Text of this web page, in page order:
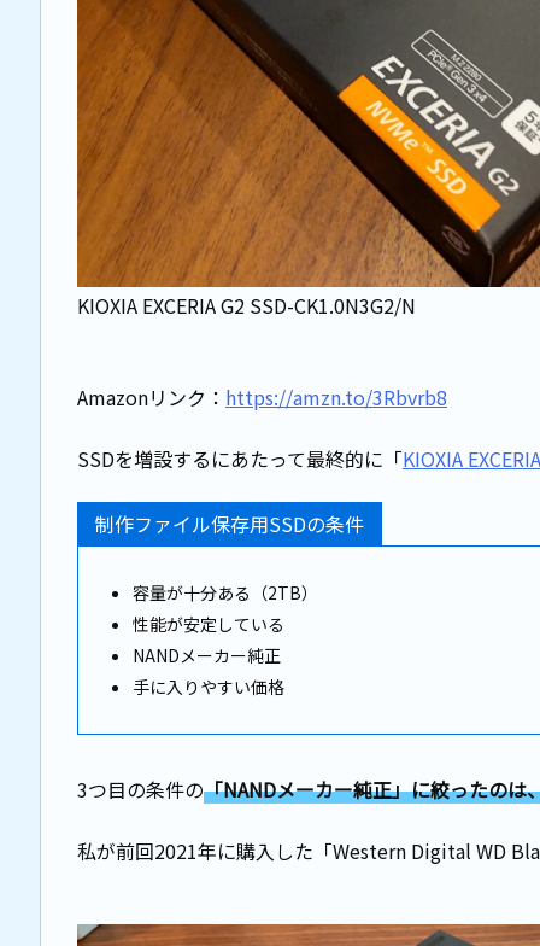
KIOXIA EXCERIA G2 SSD-CK1.0N3G2/N
Amazonリンク： https://amzn.to/3Rbvrb8
SSDを増設するにあたって最終的に「KIOXIA
制作ファイル保存用SSDの条件
容量が十分ある（2TB）
性能が安定している
NANDメーカー純正
手に入りやすい価格
3つ目の条件の「NANDメーカー純正」に絞ったのは
私が前回2021年に購入した「Western Digital WD